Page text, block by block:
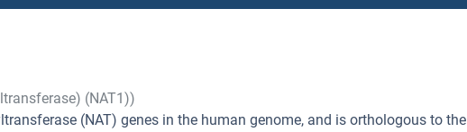
(NAT1))
(NAT) genes in the human genome, and is orthologous to the